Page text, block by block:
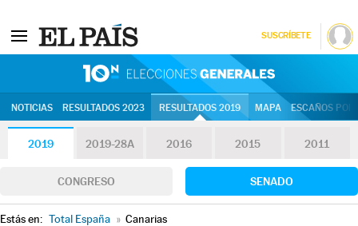
SUSCRÍBETE
NOTICIAS RESULTADOS 2023 RESULTADOS 2019 MAPA ESCAÑOS
2019 2019-28A 2016 2015 2011
CONGRESO SENADO
Estás en: Total España » Canarias